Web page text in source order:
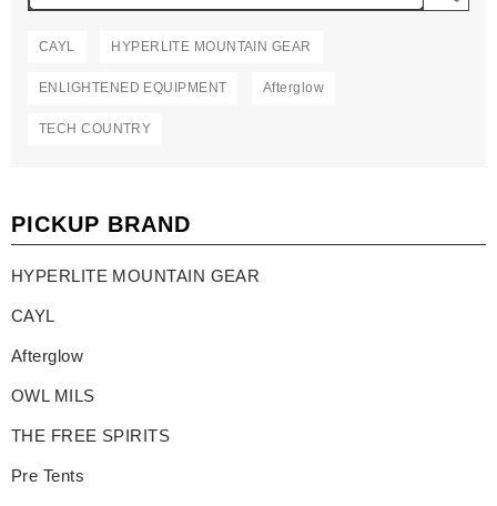
CAYL HYPERLITE MOUNTAIN GEAR
ENLIGHTENED EQUIPMENT Afterglow
TECH COUNTRY
PICKUP BRAND
HYPERLITE MOUNTAIN GEAR
CAYL
Afterglow
OWL MILS
THE FREE SPIRITS
Pre Tents